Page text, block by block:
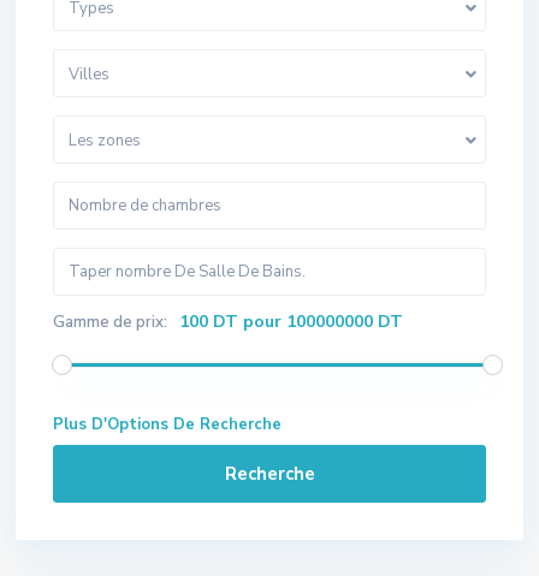
Types
Villes
Les zones
Gamme de prix: 100 DT pour 100000000 DT
Plus D'Options De Recherche
Recherche